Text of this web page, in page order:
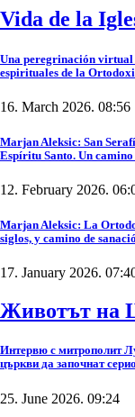
Vida de la
Una peregrinación virtual
espirituales de la
16. March 2026. 08:56
Marjan Aleksic: San
Espíritu Santo. Un
12. February 2026.
Marjan Aleksic: La
siglos, y camino de
17. January 2026.
Животът на
Интервю с митрополит
църкви да започнат
25. June 2026. 09:24